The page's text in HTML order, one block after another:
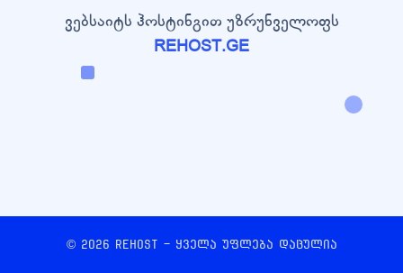
ვებსაიტს ჰოსტინგით უზრუნველოფს
REHOST.GE
© 2026 REHOST - ყველა უფლება დაცულია